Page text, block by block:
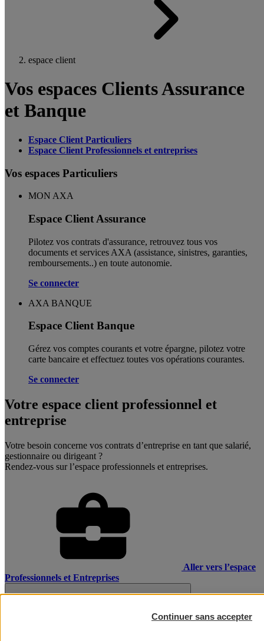
espace client
Vos espaces Clients Assurance
et Banque
Espace Client Particuliers
Espace Client Professionnels et entreprises
Vos espaces Particuliers
MON AXA
Espace Client Assurance
Pilotez vos contrats d'assurance, retrouvez tous vos
documents et services AXA (assistance, sinistres, garanties,
remboursements..) en toute autonomie. ​
Se connecter
AXA BANQUE
Espace Client Banque
Gérez vos comptes courants et votre épargne, pilotez votre
carte bancaire et effectuez toutes vos opérations courantes.
Se connecter
Votre espace client professionnel et
entreprise
Votre besoin concerne vos contrats d’entreprise en tant que salarié,
gestionnaire ou dirigeant ?
Rendez-vous sur l’espace professionnels et entreprises.
Aller vers l’espace
Professionnels et Entreprises
Continuer sans accepter